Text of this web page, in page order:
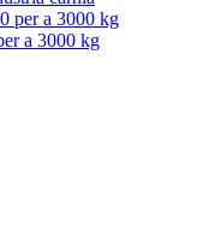
a 3000 kg